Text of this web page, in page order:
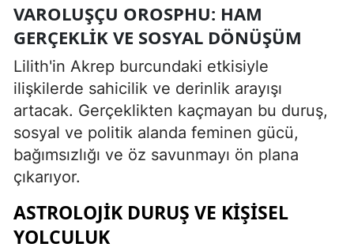
VAROLUŞÇU OROSPHU: HAM
GERÇEKLIK VE SOSYAL DÖNÜŞÜM
Lilith'in Akrep burcundaki etkisiyle
ilişkilerde sahicilik ve derinlik arayışı
artacak. Gerçeklikten kaçmayan bu duruş,
sosyal ve politik alanda feminen gücü,
bağımsızlığı ve öz savunmayı ön plana
çıkarıyor.
ASTROLOJIK DURUŞ VE KIŞISEL
YOLCULUK